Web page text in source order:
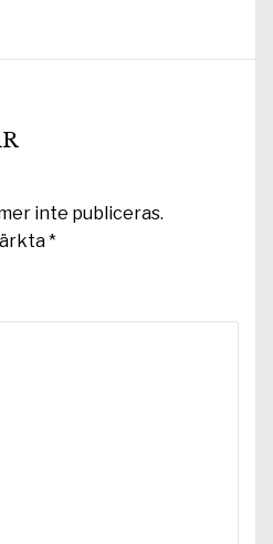
inte publiceras.
*